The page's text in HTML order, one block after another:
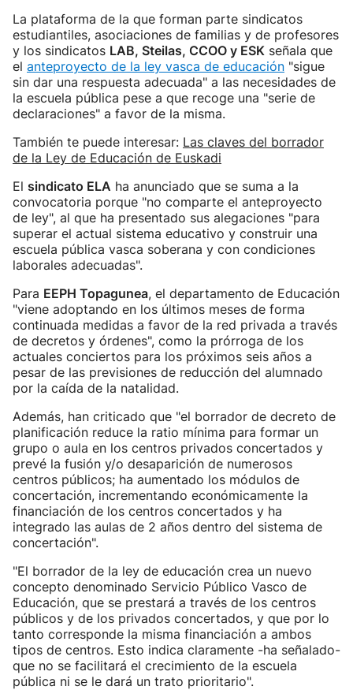
La plataforma de la que forman parte sindicatos
estudiantiles, asociaciones de familias y de profesores
y los sindicatos LAB, Steilas, CCOO y ESK señala que
el anteproyecto de la ley vasca de educación "sigue
sin dar una respuesta adecuada" a las necesidades de
la escuela pública pese a que recoge una "serie de
declaraciones" a favor de la misma.
También te puede interesar: Las claves del borrador
de la Ley de Educación de Euskadi
El sindicato ELA ha anunciado que se suma a la
convocatoria porque "no comparte el anteproyecto
de ley", al que ha presentado sus alegaciones "para
superar el actual sistema educativo y construir una
escuela pública vasca soberana y con condiciones
laborales adecuadas".
Para EEPH Topagunea, el departamento de Educación
"viene adoptando en los últimos meses de forma
continuada medidas a favor de la red privada a través
de decretos y órdenes", como la prórroga de los
actuales conciertos para los próximos seis años a
pesar de las previsiones de reducción del alumnado
por la caída de la natalidad.
Además, han criticado que "el borrador de decreto de
planificación reduce la ratio mínima para formar un
grupo o aula en los centros privados concertados y
prevé la fusión y/o desaparición de numerosos
centros públicos; ha aumentado los módulos de
concertación, incrementando económicamente la
financiación de los centros concertados y ha
integrado las aulas de 2 años dentro del sistema de
concertación".
"El borrador de la ley de educación crea un nuevo
concepto denominado Servicio Público Vasco de
Educación, que se prestará a través de los centros
públicos y de los privados concertados, y que por lo
tanto corresponde la misma financiación a ambos
tipos de centros. Esto indica claramente -ha señalado-
que no se facilitará el crecimiento de la escuela
pública ni se le dará un trato prioritario".